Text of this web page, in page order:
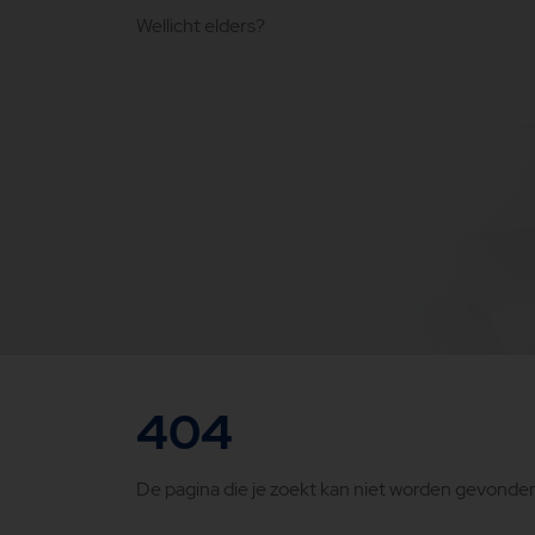
Wellicht elders?
404
De pagina die je zoekt kan niet worden